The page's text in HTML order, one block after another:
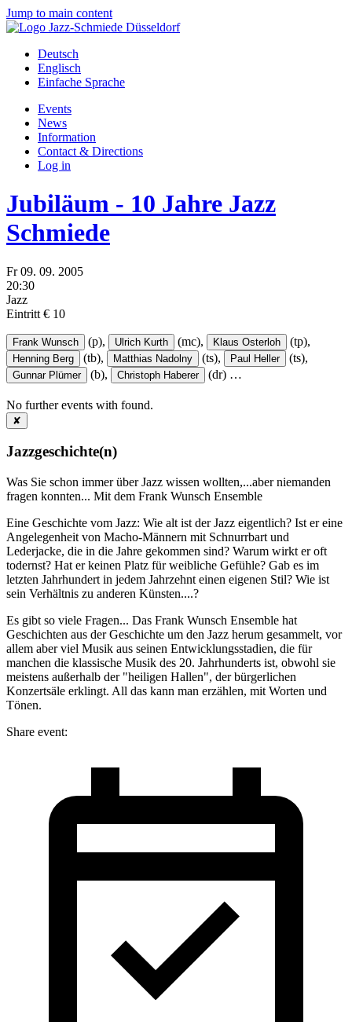
Jump to main content
Deutsch
Englisch
Einfache Sprache
Events
News
Information
Contact & Directions
Log in
Jubiläum - 10 Jahre Jazz
Schmiede
Fr 09. 09. 2005
20:30
Jazz
Eintritt € 10
Frank Wunsch (p), Ulrich Kurth (mc), Klaus Osterloh (tp),
Henning Berg (tb), Matthias Nadolny (ts), Paul Heller (ts),
Gunnar Plümer (b), Christoph Haberer (dr) …
No further events with found.
✘
Jazzgeschichte(n)
Was Sie schon immer über Jazz wissen wollten,...aber niemanden
fragen konnten... Mit dem Frank Wunsch Ensemble
Eine Geschichte vom Jazz: Wie alt ist der Jazz eigentlich? Ist er eine
Angelegenheit von Macho-Männern mit Schnurrbart und
Lederjacke, die in die Jahre gekommen sind? Warum wirkt er oft
todernst? Hat er keinen Platz für weibliche Gefühle? Gab es im
letzten Jahrhundert in jedem Jahrzehnt einen eigenen Stil? Wie ist
sein Verhältnis zu anderen Künsten....?
Es gibt so viele Fragen... Das Frank Wunsch Ensemble hat
Geschichten aus der Geschichte um den Jazz herum gesammelt, vor
allem aber viel Musik aus seinen Entwicklungsstadien, die für
manchen die klassische Musik des 20. Jahrhunderts ist, obwohl sie
meistens außerhalb der "heiligen Hallen", der bürgerlichen
Konzertsäle erklingt. All das kann man erzählen, mit Worten und
Tönen.
Share event: